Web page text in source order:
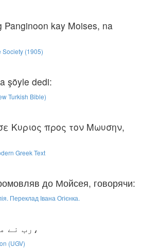
Panginoon kay Moises, na
(1905)
şöyle dedi:
Turkish Bible)
Κυριος προς τον Μωυσην,
Greek Text
до Мойсея, говорячи:
Переклад Івана Огієнка.
رب نے موسیٰ سے کہا،
(UGV)